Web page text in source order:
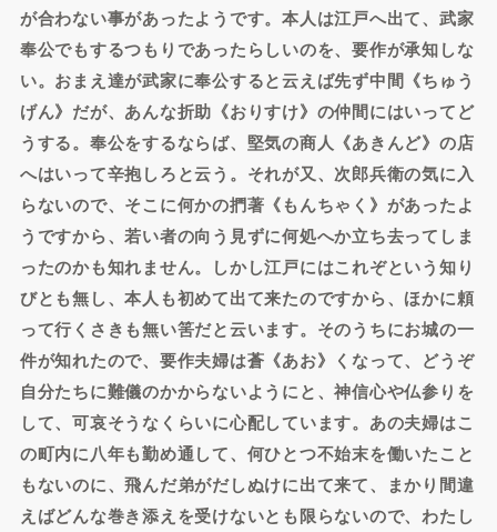
が合わない事があったようです。本人は江戸へ出て、武家
奉公でもするつもりであったらしいのを、要作が承知しな
い。おまえ達が武家に奉公すると云えば先ず中間《ちゅう
げん》だが、あんな折助《おりすけ》の仲間にはいってど
うする。奉公をするならば、堅気の商人《あきんど》の店
へはいって辛抱しろと云う。それが又、次郎兵衛の気に入
らないので、そこに何かの捫著《もんちゃく》があったよ
うですから、若い者の向う見ずに何処へか立ち去ってしま
ったのかも知れません。しかし江戸にはこれぞという知り
びとも無し、本人も初めて出て来たのですから、ほかに頼
って行くさきも無い筈だと云います。そのうちにお城の一
件が知れたので、要作夫婦は蒼《あお》くなって、どうぞ
自分たちに難儀のかからないようにと、神信心や仏参りを
して、可哀そうなくらいに心配しています。あの夫婦はこ
の町内に八年も勤め通して、何ひとつ不始末を働いたこと
もないのに、飛んだ弟がだしぬけに出て来て、まかり間違
えばどんな巻き添えを受けないとも限らないので、わたし